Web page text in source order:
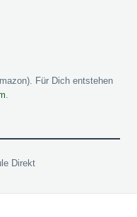
Für Dich entstehen
Direkt